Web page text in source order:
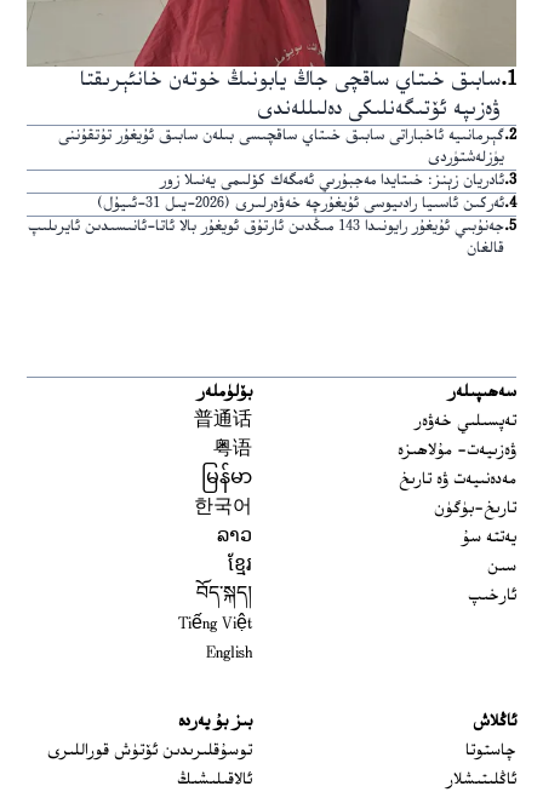
1
.سابىق خىتاي ساقچى جاڭ يابونىڭ خوتەن خانئېرىقتا
ۋەزىپە ئۆتىگەنلىكى دەلىللەندى
2
.گېرمانىيە ئاخباراتى سابىق خىتاي ساقچىسى بىلەن سابىق ئۇيغۇر تۇتقۇننى
يۈزلەشتۈردى
3
.ئادريان زېنز: خىتايدا مەجبۇرىي ئەمگەك كۆلىمى يەنىلا زور
4
.ئەركىن ئاسىيا رادىيوسى ئۇيغۇرچە خەۋەرلىرى (2026-يىل 31-ئىيۇل)
5
.
جەنۇبىي ئۇيغۇر رايونىدا 143 مىڭدىن ئارتۇق ئويغۇر بالا ئاتا-ئانىسىدىن ئايرىلىپ
قالغان
سەھىپىلەر
تەپسىلىي خەۋەر
ۋەزىيەت- مۇلاھىزە
مەدەنىيەت ۋە تارىخ
تارىخ-بۈگۈن
يەتتە سۇ
سىن
ئارخىپ
بۆلۈملەر
普通话
粤语
မြန်မာ
한국어
ລາວ
ខ្មែរ
བོད་སྐད།
Tiếng Việt
English
ئاڭلاش
چاستوتا
ئاڭلىتىشلار
بىز بۇ يەردە
توسۇقلىرىدىن ئۆتۈش قوراللىرى
ئالاقىلىشىڭ